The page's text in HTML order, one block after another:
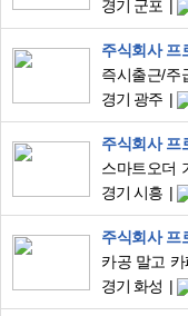
경기 군포
주식회사 프
경기 광주
주식회사 프
경기 시흥
주식회사 프
경기 화성